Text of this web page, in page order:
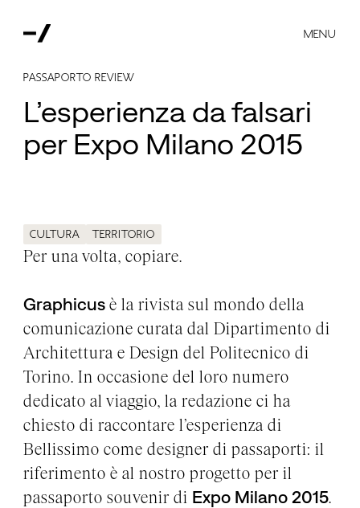
MENU
Passaporto Review
L’esperienza da falsari
per Expo Milano 2015
Cultura Territorio
Per una volta, copiare.
Graphicus è la rivista sul mondo della
comunicazione curata dal Dipartimento di
Architettura e Design del Politecnico di
Torino. In occasione del loro numero
dedicato al viaggio, la redazione ci ha
chiesto di raccontare l’esperienza di
Bellissimo come designer di passaporti: il
riferimento è al nostro progetto per il
passaporto souvenir di Expo Milano 2015.